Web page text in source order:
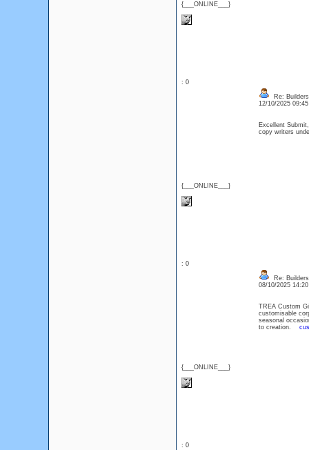
{___ONLINE___}
: 0
{___ONLINE___}
Re:
12/10/2025
Excellent
copy writers
: 0
{___ONLINE___}
Re:
08/10/2025
TREA Custom
customisable
seasonal
to creation.
: 0